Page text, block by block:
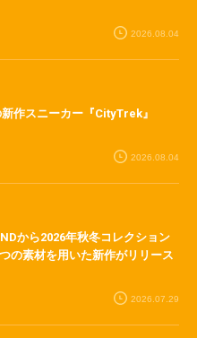
2026.08.04
新作スニーカー『CityTrek』
2026.08.04
から2026年秋冬コレクション
の素材を用いた新作がリリース
2026.07.29